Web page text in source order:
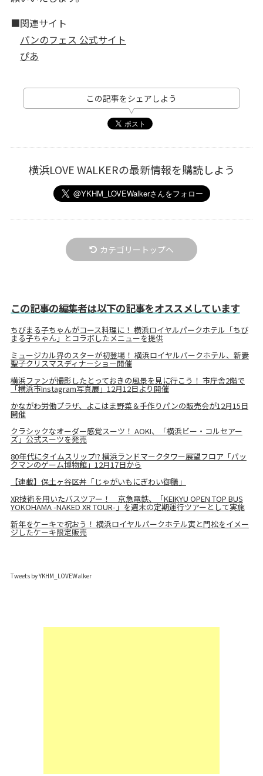
■関連サイト
パンのフェス 公式サイト
ぴあ
この記事をシェアしよう
横浜LOVE WALKERの最新情報を購読しよう
カテゴリートップへ
この記事の編集者は以下の記事をオススメしています
ちびまる子ちゃんがコース料理に！ 横浜ロイヤルパークホテル「ちび
まる子ちゃん」とコラボしたメニューを提供
ミュージカル界のスターが初登場！ 横浜ロイヤルパークホテル、新妻
聖子クリスマスディナーショー開催
横浜ファンが撮影したとっておきの風景を見に行こう！ 市庁舎2階で
「横浜市Instagram写真展」12月12日より開催
かながわ労働プラザ、よこはま野菜＆手作りパンの販売会が12月15日
開催
クラシックなオーダー感覚スーツ！ AOKI、「横浜ビー・コルセアー
ズ」公式スーツを発売
80年代にタイムスリップ!? 横浜ランドマークタワー展望フロア「パッ
クマンのゲーム博物館」12月17日から
【連載】保土ヶ谷区丼「じゃがいもにぎわい御膳」
XR技術を用いたバスツアー！ 京急電鉄、「KEIKYU OPEN TOP BUS
YOKOHAMA -NAKED XR TOUR-」を週末の定期運行ツアーとして実施
新年をケーキで祝おう！ 横浜ロイヤルパークホテル寅と門松をイメー
ジしたケーキ限定販売
Tweets by YKHM_LOVEWalker